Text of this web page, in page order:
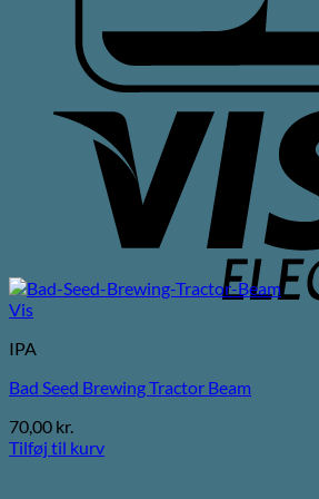
Vis
IPA
Bad Seed Brewing Tractor Beam
70,00 kr.
Tilføj til kurv